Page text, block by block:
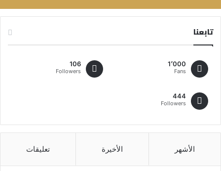
تابعنا
1٬000
Fans
106
Followers
444
Followers
الأشهر الأخيرة تعليقات